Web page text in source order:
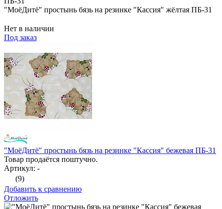
"МоёДитё" простынь бязь на резинке "Кассия" жёлтая ПБ-31
Нет в наличии
Под заказ
"МоёДитё" простынь бязь на резинке "Кассия" бежевая ПБ-31
Товар продаётся поштучно.
Артикул: -
(9)
Добавить к сравнению
Отложить